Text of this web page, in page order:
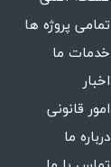
تمامی پروژه ها
خدمات ما
اخبار
امور قانونی
درباره ما